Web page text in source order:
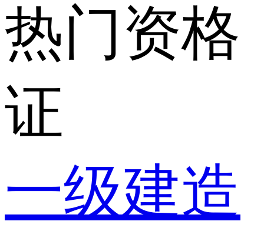
热门资格
证
一级建造